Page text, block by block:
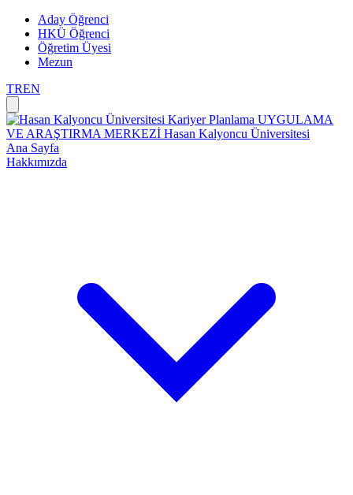
Aday Öğrenci
HKÜ Öğrenci
Öğretim Üyesi
Mezun
TREN
Kariyer Planlama UYGULAMA
VE ARAŞTIRMA MERKEZİ Hasan Kalyoncu Üniversitesi
Ana Sayfa
Hakkımızda